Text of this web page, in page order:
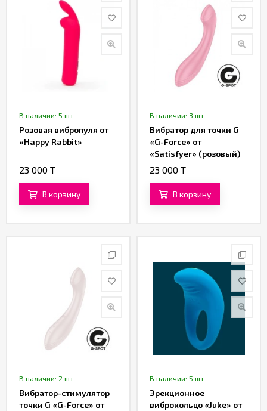
В наличии: 5 шт.
Розовая вибропуля от
«Happy Rabbit»
23 000 T
В корзину
В наличии: 3 шт.
Вибратор для точки G
«G-Force» от
«Satisfyer» (розовый)
23 000 T
В корзину
В наличии: 2 шт.
Вибратор-стимулятор
точки G «G-Force» от
В наличии: 5 шт.
Эрекционное
виброкольцо «Juke» от